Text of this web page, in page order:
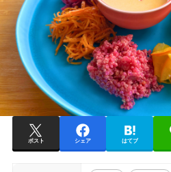
ポスト シェア はてブ